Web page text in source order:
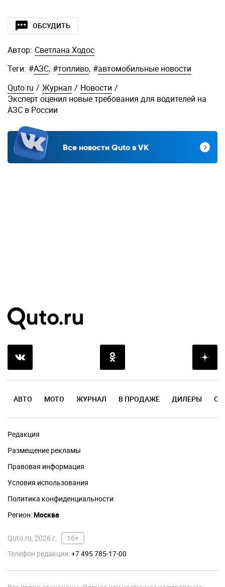
ОБСУДИТЬ
Автор: Светлана Ходос
Теги: #АЗС, #топливо, #автомобильные новости
Quto.ru / Журнал / Новости /
Эксперт оценил новые требования для водителей на
АЗС в России
Все новости Quto в VK
АВТО МОТО ЖУРНАЛ В ПРОДАЖЕ ДИЛЕРЫ
Редакция
Размещение рекламы
Правовая информация
Условия использования
Политика конфиденциальности
Регион:Москва
Quto.ru, 2026 г.
16+
Телефон редакции:+7 495 785-17-00